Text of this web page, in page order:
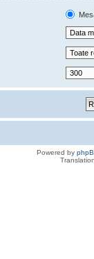
Powered by